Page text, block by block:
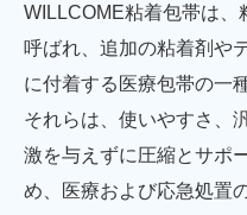
WILLCOME粘着包帯は、
呼ばれ、追加の粘着剤や
に付着する医療包帯の一
それらは、使いやすさ、
激を与えずに圧縮とサポ
め、医療および応急処置